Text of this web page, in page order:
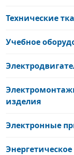
Технические
Учебное
изделия
Электронные